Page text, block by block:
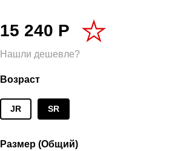
15 240 Р
Нашли дешевле?
Возраст
JR SR
Размер (Общий)